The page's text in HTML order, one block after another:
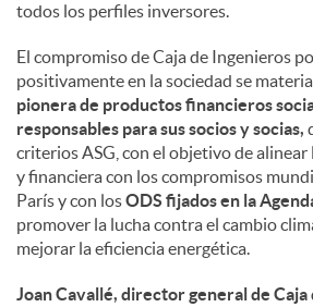
todos los perfiles inversores.
El compromiso de Caja de Ingenieros
positivamente en la sociedad se
pionera de productos financieros
responsables para sus socios y socias,
criterios ASG, con el objetivo de
y financiera con los compromisos
París y con losODS fijados en la
promover la lucha contra el cambio
mejorar la eficiencia energética.
Joan Cavallé, director general de Caja